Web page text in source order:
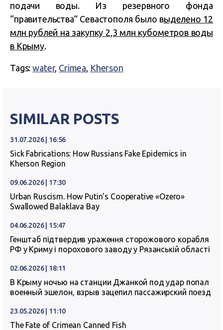
подачи воды. Из резервного фонда
“правительства” Севастополя было выделено 12
млн рублей на закупку 2,3 млн кубометров воды
в Крыму.
Tags:water, Crimea, Kherson
SIMILAR POSTS
31.07.2026 | 16:56
Sick Fabrications: How Russians Fake Epidemics in
Kherson Region
09.06.2026 | 17:30
Urban Ruscism. How Putin’s Cooperative «Ozero»
Swallowed Balaklava Bay
04.06.2026 | 15:47
Генштаб підтвердив ураження сторожового корабля
РФ у Криму і порохового заводу у Рязанській області
02.06.2026 | 18:11
В Крыму ночью на станции Джанкой под удар попал
военный эшелон, взрыв зацепил пассажирский поезд
23.05.2026 | 11:10
The Fate of Crimean Canned Fish